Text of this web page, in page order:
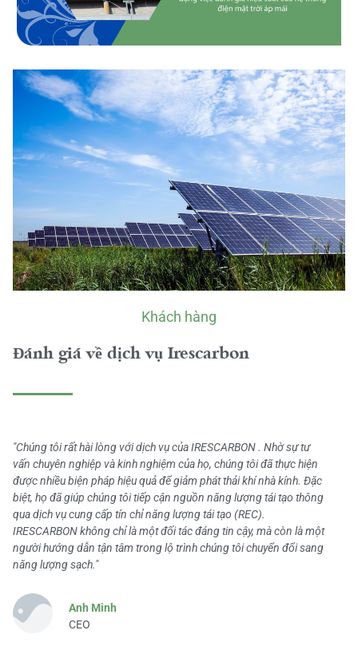
Khách hàng
Đánh giá về dịch vụ Irescarbon
"Chúng tôi rất hài lòng với dịch vụ của IRESCARBON . Nhờ sự tư
vấn chuyên nghiệp và kinh nghiệm của họ, chúng tôi đã thực hiện
được nhiều biện pháp hiệu quả để giảm phát thải khí nhà kính. Đặc
biệt, họ đã giúp chúng tôi tiếp cận nguồn năng lượng tái tạo thông
qua dịch vụ cung cấp tín chỉ năng lượng tái tạo (REC).
IRESCARBON không chỉ là một đối tác đáng tin cậy, mà còn là một
người hướng dẫn tận tâm trong lộ trình chúng tôi chuyển đổi sang
năng lượng sạch."
Anh Minh
CEO